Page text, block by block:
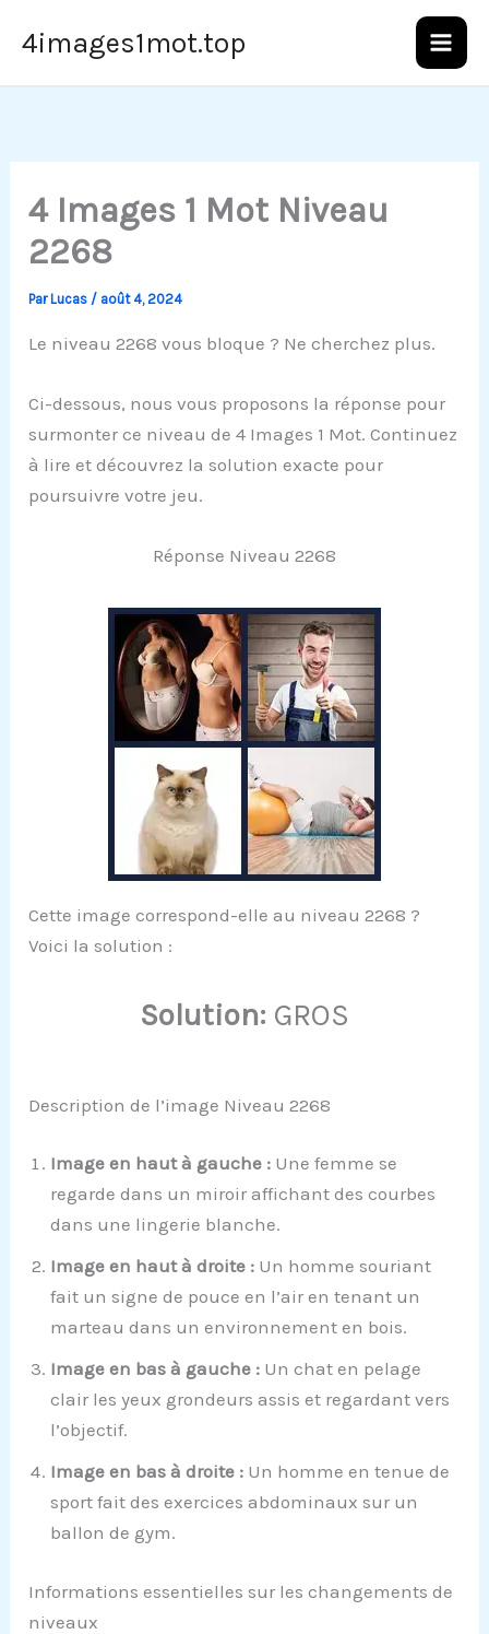
4images1mot.top
4 Images 1 Mot Niveau
2268
ParLucas / août 4, 2024
Le niveau 2268 vous bloque ? Ne cherchez plus.
Ci-dessous, nous vous proposons la réponse pour
surmonter ce niveau de 4 Images 1 Mot. Continuez
à lire et découvrez la solution exacte pour
poursuivre votre jeu.
Réponse Niveau 2268
Cette image correspond-elle au niveau 2268 ?
Voici la solution :
Solution: GROS
Description de l’image Niveau 2268
Image en haut à gauche : Une femme se
regarde dans un miroir affichant des courbes
dans une lingerie blanche.
Image en haut à droite : Un homme souriant
fait un signe de pouce en l’air en tenant un
marteau dans un environnement en bois.
Image en bas à gauche : Un chat en pelage
clair les yeux grondeurs assis et regardant vers
l’objectif.
Image en bas à droite : Un homme en tenue de
sport fait des exercices abdominaux sur un
ballon de gym.
Informations essentielles sur les changements de
niveaux